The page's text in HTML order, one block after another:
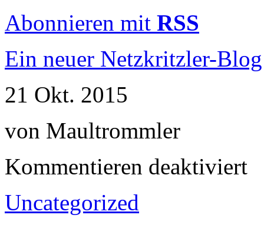
Abonnieren mit RSS
Ein neuer Netzkritzler-Blog
21 Okt. 2015
von Maultrommler
Kommentieren deaktiviert
Uncategorized